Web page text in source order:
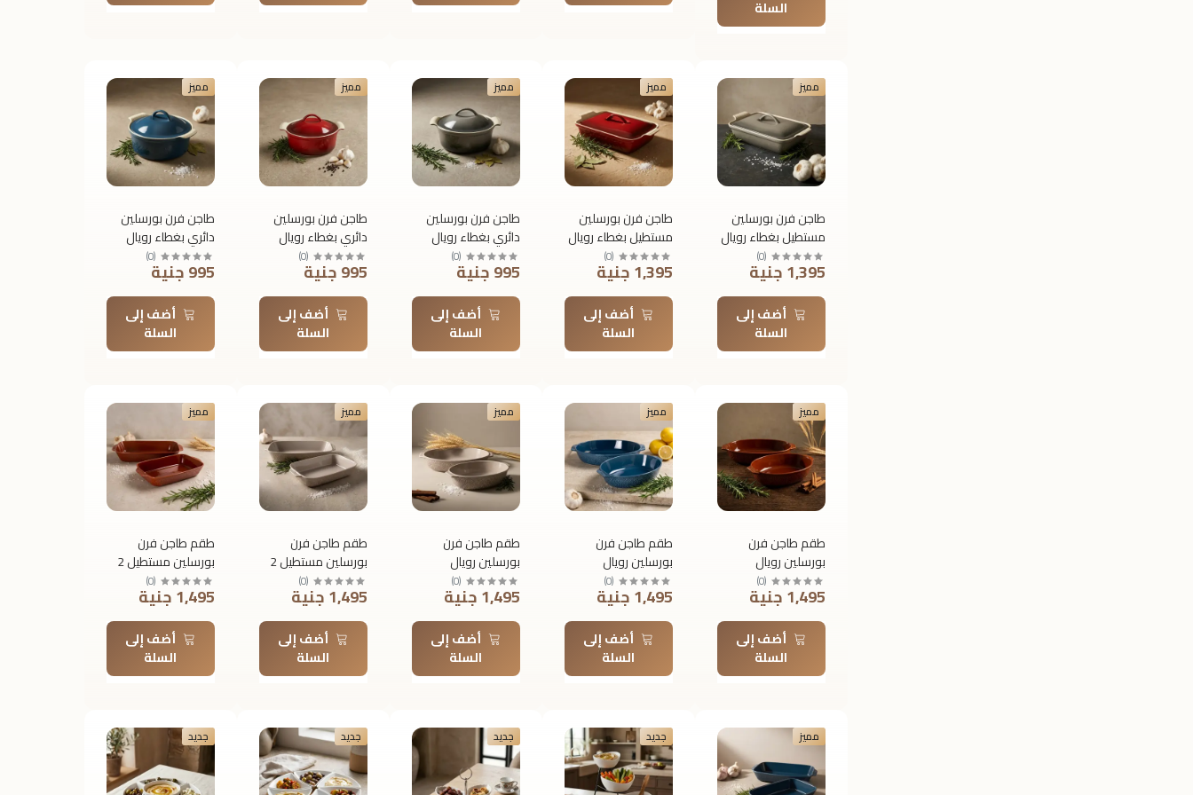
السلة
مميز
طاجن فرن بورسلين
مستطيل بغطاء رويال
ألفريدو – مقاس
38.5 × 10.5 × 24.5
سم
(
0
)
1,395 جنية
أضف إلى
السلة
مميز
طاجن فرن بورسلين
مستطيل بغطاء رويال
ألفريدو – مقاس
38.5 × 10.5 × 24.5
سم
(
0
)
1,395 جنية
أضف إلى
السلة
مميز
طاجن فرن بورسلين
دائري بغطاء رويال
× 11.5 × 24.5 سم
(
0
)
995 جنية
أضف إلى
السلة
مميز
طاجن فرن بورسلين
دائري بغطاء رويال
× 11.5 × 24.5 سم
(
0
)
995 جنية
أضف إلى
السلة
مميز
طاجن فرن بورسلين
دائري بغطاء رويال
× 11.5 × 24.5 سم
(
0
)
995 جنية
أضف إلى
السلة
مميز
طقم طاجن فرن
بورسلين رويال
× 10.8 سم
(
0
)
1,495 جنية
أضف إلى
السلة
مميز
طقم طاجن فرن
بورسلين رويال
× 10.8 سم
(
0
)
1,495 جنية
أضف إلى
السلة
مميز
طقم طاجن فرن
بورسلين رويال
× 10.8 سم
(
0
)
1,495 جنية
أضف إلى
السلة
مميز
طقم طاجن فرن
بورسلين مستطيل 2
قطعة بيد رويال
× 9.5 سم
(
0
)
1,495 جنية
أضف إلى
السلة
مميز
طقم طاجن فرن
بورسلين مستطيل 2
قطعة بيد رويال
× 9.5 سم
(
0
)
1,495 جنية
أضف إلى
السلة
مميز جديد جديد جديد جديد